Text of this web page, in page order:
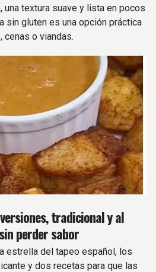
una textura suave y lista en pocos
sin gluten es una opción práctica
cenas o viandas.
tradicional y al
perder sabor
estrella del tapeo español, los
y dos recetas para que las